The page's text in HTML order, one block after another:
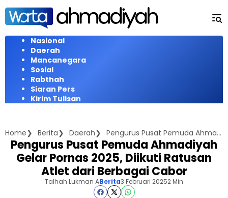
Langsung
konten
Nasional
Daerah
Mancanegara
Sosial
Rabthah
Siaran Pers
Kirim Tulisan
Home Berita Daerah Pengurus Pusat Pemuda Ahmadiyah Gelar Pornas 2025, Diikuti Ratusan Atlet dari Berbagai Cabor
Pengurus Pusat Pemuda Ahmadiyah
Gelar Pornas 2025, Diikuti Ratusan
Atlet dari Berbagai Cabor
Talhah Lukman ABerita3 Februari 20252 Min